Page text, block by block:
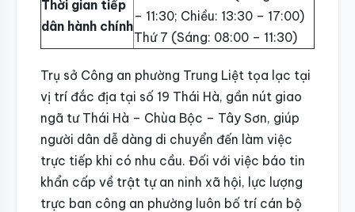
Thời gian tiếp
dân hành chính
– 11:30; Chiều: 13:30 – 17:00)
Thứ 7 (Sáng: 08:00 – 11:30)
Trụ sở Công an phường Trung Liệt tọa lạc tại
vị trí đắc địa tại số 19 Thái Hà, gần nút giao
ngã tư Thái Hà – Chùa Bộc – Tây Sơn, giúp
người dân dễ dàng di chuyển đến làm việc
trực tiếp khi có nhu cầu. Đối với việc báo tin
khẩn cấp về trật tự an ninh xã hội, lực lượng
trực ban công an phường luôn bố trí cán bộ